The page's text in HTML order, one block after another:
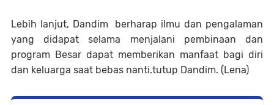
Lebih lanjut, Dandim berharap ilmu dan pengalaman
yang didapat selama menjalani pembinaan dan
program Besar dapat memberikan manfaat bagi diri
dan keluarga saat bebas nanti.tutup Dandim. (Lena)